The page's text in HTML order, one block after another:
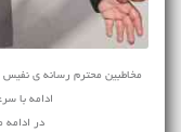
مخاطبین محترم رسانه ی
ادامه با سرعت بالا
در ادامه